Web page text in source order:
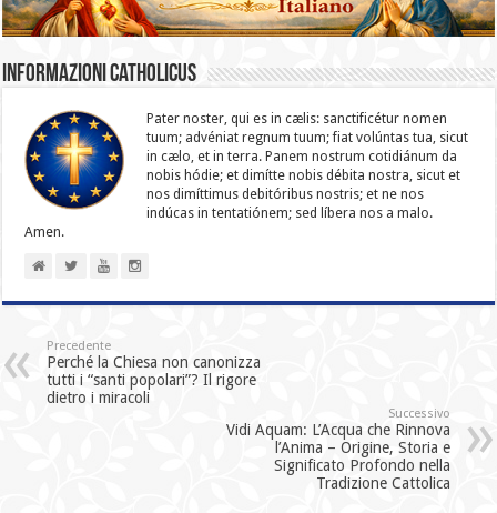
Informazioni catholicus
Pater noster, qui es in cælis: sanc­ti­ficétur nomen
tuum; advéniat regnum tuum; fiat volúntas tua, sicut
in cælo, et in terra. Panem nostrum cotidiánum da
nobis hódie; et dimítte nobis débita nostra, sicut et
nos dimíttimus debitóribus nostris; et ne nos
indúcas in ten­ta­tiónem; sed líbera nos a malo.
Amen.
Precedente
Perché la Chiesa non canonizza
tutti i “santi popolari”? Il rigore
dietro i miracoli
Successivo
Vidi Aquam: L’Acqua che Rinnova
l’Anima – Origine, Storia e
Significato Profondo nella
Tradizione Cattolica